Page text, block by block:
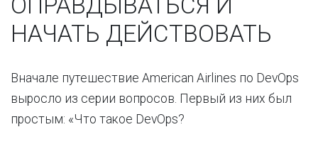
ОПРАВДЫВАТЬСЯ И
НАЧАТЬ ДЕЙСТВОВАТЬ
Вначале путешествие American Airlines по DevOps
выросло из серии вопросов. Первый из них был
простым: «Что такое DevOps?